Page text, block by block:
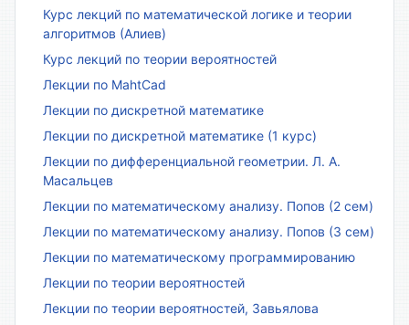
Курс лекций по математической логике и теории
алгоритмов (Алиев)
Курс лекций по теории вероятностей
Лекции по MahtCad
Лекции по дискретной математике
Лекции по дискретной математике (1 курс)
Лекции по дифференциальной геометрии. Л. А.
Масальцев
Лекции по математическому анализу. Попов (2 сем)
Лекции по математическому анализу. Попов (3 сем)
Лекции по математическому программированию
Лекции по теории вероятностей
Лекции по теории вероятностей, Завьялова